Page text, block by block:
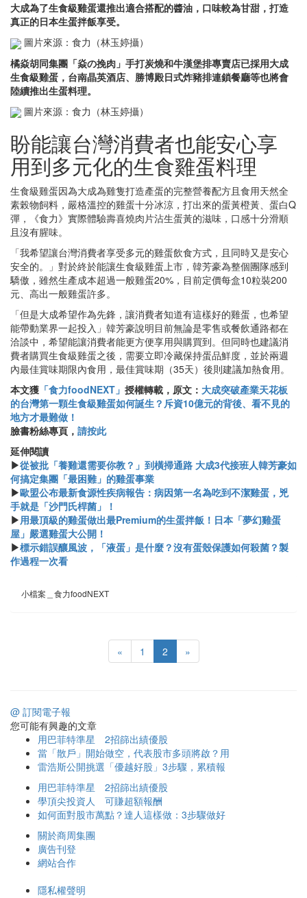
大成為了生食級雞蛋還推出適合搭配的醬油，口味較為甘甜，打造
真正的日本生蛋拌飯享受。
圖片來源：食力（林玉婷攝）
橘焱胡同集團「焱の挽肉」手打炭燒和牛漢堡排專賣店已採用大成
生食級雞蛋，台南晶英酒店、勝博殿日式炸豬排連鎖餐廳等也將會
陸續推出生蛋料理。
圖片來源：食力（林玉婷攝）
盼能讓台灣消費者也能安心享
用到多元化的生食雞蛋料理
生食級雞蛋因為大成為雞隻打造產蛋的完整營養配方且食用天然全
素榖物飼料，嚴格溫控的雞蛋十分冰涼，打出來的蛋黃橙黃、蛋白Q
彈，《食力》實際體驗壽喜燒肉片沾生蛋黃的滋味，口感十分滑順
且沒有腥味。
「我希望讓台灣消費者享受多元的雞蛋飲食方式，且同時又是安心
安全的。」對於終於能讓生食級雞蛋上市，韓芳豪為整個團隊感到
驕傲，雖然生產成本超過一般雞蛋20%，目前定價每盒10粒裝200
元、高出一般雞蛋許多。
「但是大成希望作為先鋒，讓消費者知道有這樣好的雞蛋，也希望
能帶動業界一起投入」韓芳豪說明目前無論是零售或餐飲通路都在
洽談中，希望能讓消費者能更方便享用與購買到。但同時也建議消
費者購買生食級雞蛋之後，需要立即冷藏保持蛋品鮮度，並於兩週
內最佳賞味期限內食用，最佳賞味期（35天）後則建議加熱食用。
本文獲 「食力foodNEXT」 授權轉載，原文： 大成突破產業天花板
的台灣第一顆生食級雞蛋如何誕生？斥資10億元的背後、看不見的
地方才最難做！
臉書粉絲專頁， 請按此
延伸閱讀
▶從被批「養雞還需要你教？」到橫掃通路 大成3代接班人韓芳豪如
何搞定集團「最困難」的雞蛋事業
▶歐盟公布最新食源性疾病報告：病因第一名為吃到不潔雞蛋，兇
手就是「沙門氏桿菌」！
▶用最頂級的雞蛋做出最Premium的生蛋拌飯！日本「夢幻雞蛋
屋」嚴選雞蛋大公開！
▶標示錯誤釀風波，「液蛋」是什麼？沒有蛋殼保護如何殺菌？製
作過程一次看
小檔案＿食力foodNEXT
« 1 2 »
@ 訂閱電子報
您可能有興趣的文章
用巴菲特準星 2招篩出績優股
當「散戶」開始做空，代表股市多頭將啟？用
雷浩斯公開挑選「優越好股」3步驟，累積報
用巴菲特準星 2招篩出績優股
學頂尖投資人 可賺超額報酬
如何面對股市萬點？達人這樣做：3步驟做好
關於商周集團
廣告刊登
網站合作
隱私權聲明